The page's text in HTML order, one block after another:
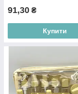
91,30 ₴
Купити